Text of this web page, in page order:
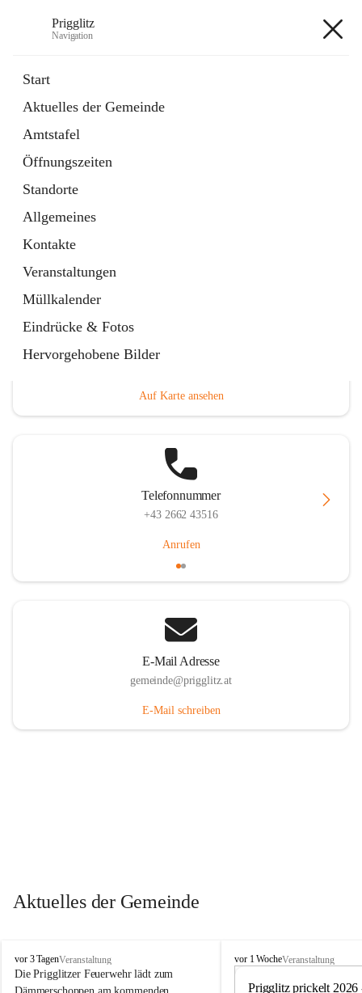
Prigglitz
Navigation
Start
Aktuelles der Gemeinde
Amtstafel
Öffnungszeiten
Standorte
Allgemeines
Kontakte
Veranstaltungen
Müllkalender
Eindrücke & Fotos
Hervorgehobene Bilder
Externe Webseite
in
Tab
Gemeindezeitung
Ordner
öffnet
in
neuem
Tab
Hauptadresse
Auf Karte ansehen
Telefonnummer
+43 2662 43516
Anrufen
E-Mail Adresse
gemeinde@prigglitz.at
E-Mail schreiben
Aktuelles der Gemeinde
P
r
i
vor 3 TagenVeranstaltung
Die Prigglitzer Feuerwehr lädt zum
P
vor 1 WocheVeranstaltung
Prigglitz prickelt 2026